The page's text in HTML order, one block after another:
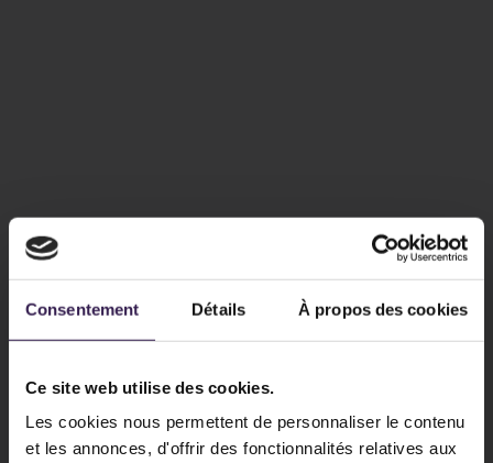
Consentement Détails À propos des cookies
Ce site web utilise des cookies.
Les cookies nous permettent de personnaliser le contenu
et les annonces, d'offrir des fonctionnalités relatives aux